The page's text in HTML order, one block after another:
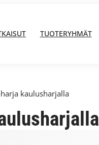
TUOTERYHMÄT
kaulusharjalla